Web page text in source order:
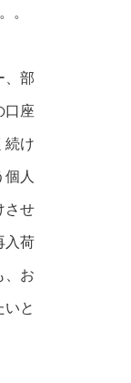
。
、部
口座
続け
個人
させ
入荷
、お
と